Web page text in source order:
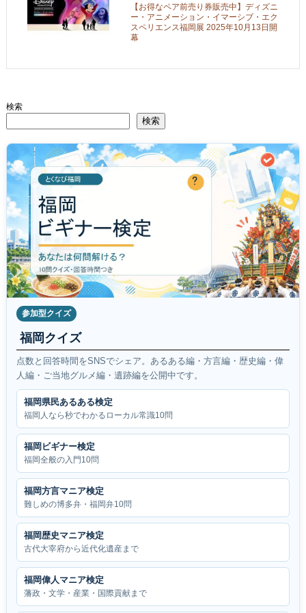
【お得なペア前売り券販売中】ディズニ
ー・アニメーション・イマーシブ・エク
スペリエンス福岡展 2025年10月13日開
幕
検索
検索
参加型クイズ
福岡クイズ
点数と回答時間をSNSでシェア。あるある編・方言編・歴史編・偉
人編・ご当地グルメ編・遺跡編を公開中です。
福岡県民あるある検定
福岡人なら秒でわかるローカル常識10問
福岡ビギナー検定
福岡全般の入門10問
福岡方言マニア検定
難しめの博多弁・福岡弁10問
福岡歴史マニア検定
古代大宰府から近代化遺産まで
福岡偉人マニア検定
藩政・文学・産業・国際貢献まで